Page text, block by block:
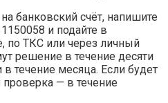
банковский счёт, напишите
и подайте в
по ТКС или через личный
решение в течение десяти
течение месяца. Если будет
— в течение